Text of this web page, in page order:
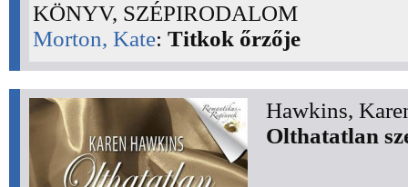
KÖNYV, SZÉPIRODALOM
Morton, Kate: Titkok őrzője
Hawkins,
Olthatatlan